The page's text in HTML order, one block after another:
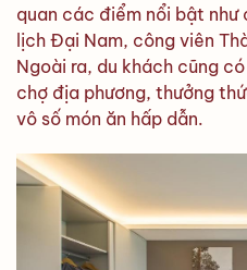
quan các điểm nổi bật như
lịch Đại Nam, công viên
Ngoài ra, du khách cũng
chợ địa phương, thưởng
vô số món ăn hấp dẫn.